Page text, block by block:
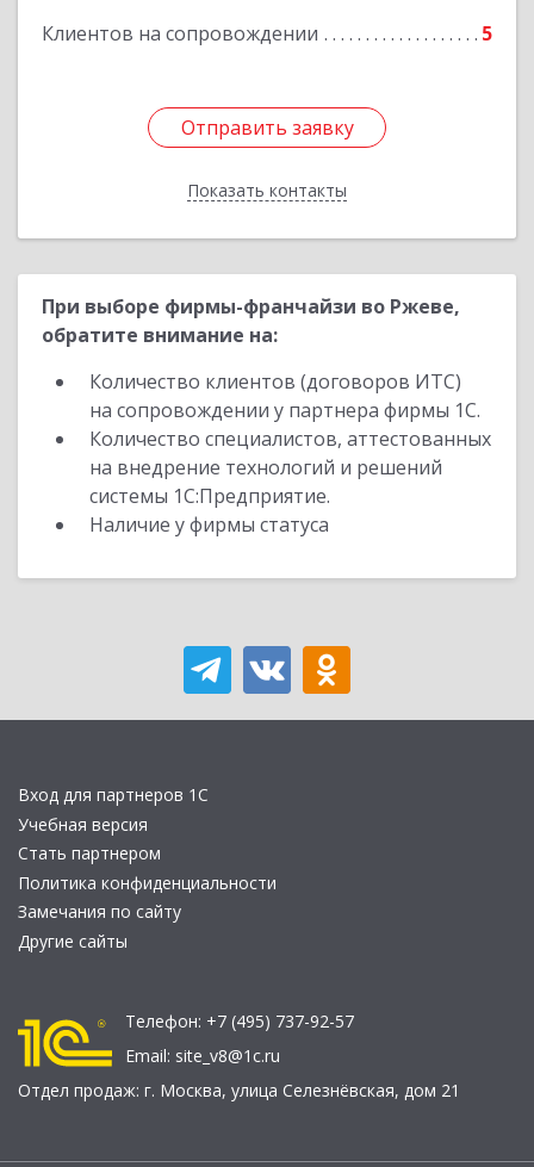
Клиентов на сопровождении 5
Отправить заявку
Показать контакты
Отправить заявку
Назад
При выборе фирмы-франчайзи во Ржеве,
обратите внимание на:
Количество клиентов (договоров ИТС)
на сопровождении у партнера фирмы 1С.
Количество специалистов, аттестованных
на внедрение технологий и решений
системы 1С:Предприятие.
Наличие у фирмы статуса
Вход для партнеров 1С
Учебная версия
Стать партнером
Политика конфиденциальности
Замечания по сайту
Другие сайты
Телефон: +7 (495) 737-92-57
Email: site_v8@1c.ru
Отдел продаж: г. Москва, улица Селезнёвская, дом 21